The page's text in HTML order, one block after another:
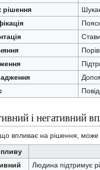
рішення
і негативний
впливає на рішення, може
Людина підтримує